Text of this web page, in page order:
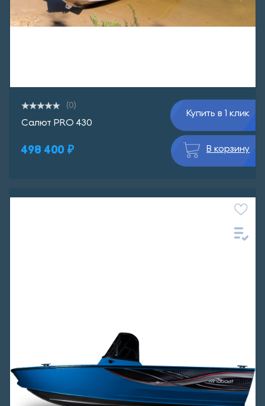
(0)
Салют PRO 430
498 400 ₽
Купить в 1 клик
В корзину